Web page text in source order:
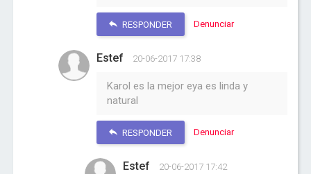
RESPONDER Denunciar
Estef 20-06-2017 17:38
Karol es la mejor eya es linda y
natural
RESPONDER Denunciar
Estef 20-06-2017 17:42